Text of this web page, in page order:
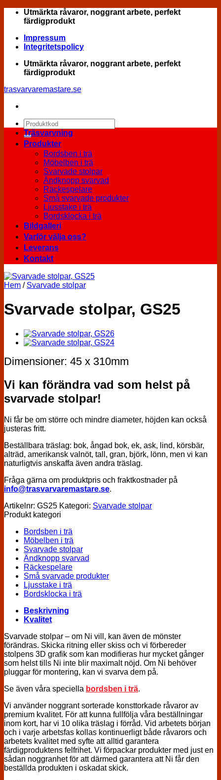
Skip
Utmärkta råvaror, noggrant arbete, perfekt
färdigprodukt
Impressum
Integritetspolicy
Utmärkta råvaror, noggrant arbete, perfekt
färdigprodukt
trasvarvaremastare.se
Sök
efter:
Träsvarvning
Produkter
Bordsben i trä
Möbelben i trä
Svarvade stolpar
Ändknopp svarvad
Räckespelare
Små svarvade produkter
Ljusstake i trä
Bordsklocka i trä
Bildgalleri
Varför välja oss?
Leverans
Kontakt
Hem / Svarvade stolpar
Svarvade stolpar, GS25
Dimensioner: 45 x 310mm
Vi kan förändra vad som helst på
svarvade stolpar!
Ni får be om större och mindre diameter, höjden kan också
justeras fritt.
Beställbara träslag: bok, ångad bok, ek, ask, lind, körsbär,
alträd, amerikansk valnöt, tall, gran, björk, lönn, men vi kan
naturligtvis anskaffa även andra träslag.
Fråga gärna om produktpris och fraktkostnader på
info@trasvarvaremastare.se.
Artikelnr: GS25 Kategori: Svarvade stolpar
Produkt kategori
Bordsben i trä
Möbelben i trä
Svarvade stolpar
Ändknopp svarvad
Räckespelare
Små svarvade produkter
Ljusstake i trä
Bordsklocka i trä
Beskrivning
Kvalitet
Svarvade stolpar – om Ni vill, kan även de mönster
förändras. Skicka ritning eller skiss och vi förbereder
stolpens 3D grafik som kan modifieras hur mycket gånger
som helst tills Ni inte blir maximalt nöjd. Om Ni behöver
pluggar för montering, kan vi svarva dem på.
Se även våra speciella bordsben i trä.
Vi använder noggrant sorterade konsttorkade råvaror av
premium kvalitet. För att kunna fullfölja våra beställningar
inom kort, har vi 10 olika träslag i förråd. Vid arbetets början
och i varje arbetsfas kollas kontinuerligt både råvarors och
arbetets kvalitet med syfte att alltid garantera
färdigproduktens felfrihet. Vi förpackar produkter med just en
sådan noggranhet för att därmed garantera att Ni får den
beställda produkten i oskadat skick.